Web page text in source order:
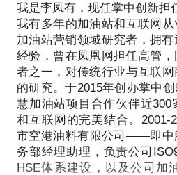
惶，部分经营者放弃油站，进
速度，整体经营困难的局面一
加油站老板或高管应认清当
上当，也应积极搞清互联网
油站营销领域研究者，掌中
行业从业经验，并先后在凤
门户平台任职高管，国内最
统行业与互联网商业模式
我于2015年创办掌中创新，目
站项目合作伙伴近300家，
我是李凤有，现任掌中创新担
我有多年的加油站和互联网
加油站营销领域研究者，拥
经验，曾在凤凰网担任高管
者之一，对传统行业与互联
的研究。于2015年创办掌中
慧加油站项目合作伙伴近
和互联网的完美结合。2001-
市空港油料有限公司——即中
务部经理助理，负责公司
HSE体系建设，以及公司加